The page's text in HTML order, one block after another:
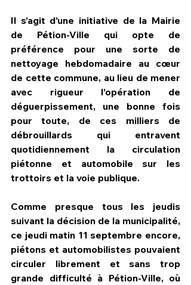
Il s’agit d’une initiative de la Mairie
de Pétion-Ville qui opte de
préférence pour une sorte de
nettoyage hebdomadaire au cœur
de cette commune, au lieu de mener
avec rigueur l’opération de
déguerpissement, une bonne fois
pour toute, de ces milliers de
débrouillards qui entravent
quotidiennement la circulation
piétonne et automobile sur les
trottoirs et la voie publique.
Comme presque tous les jeudis
suivant la décision de la municipalité,
ce jeudi matin 11 septembre encore,
piétons et automobilistes pouvaient
circuler librement et sans trop
grande difficulté à Pétion-Ville, où